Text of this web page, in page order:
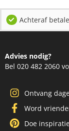
Achteraf
Advies nodig?
Bel 020 482 2060
Ontvang
Word
Doe